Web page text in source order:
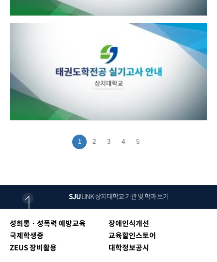
1 2 3 4 5
SJULINK상지대학교 기관 및 학과 보기
성희롱ㆍ성폭력 예방교육
장애인식개선
국제학생증
교육할인스토어
ZEUS 장비활용
대학정보공시